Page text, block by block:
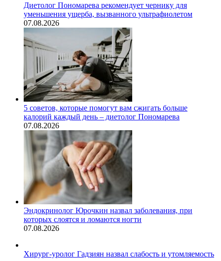
Диетолог Пономарева рекомендует чернику для
уменьшения ущерба, вызванного ультрафиолетом
07.08.2026
5 советов, которые помогут вам сжигать больше
калорий каждый день – диетолог Пономарева
07.08.2026
Эндокринолог Юрочкин назвал заболевания, при
которых слоятся и ломаются ногти
07.08.2026
Хирург-уролог Гадзиян назвал слабость и утомляемость